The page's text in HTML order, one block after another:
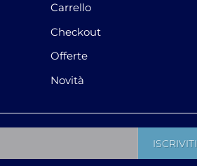
Carrello
Checkout
Offerte
Novità